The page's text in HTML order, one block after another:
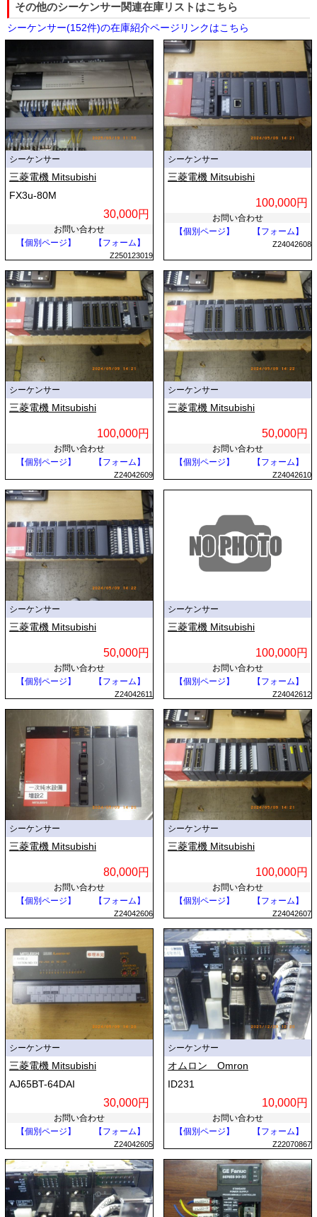
その他のシーケンサー関連在庫リストはこちら
シーケンサー(152件)の在庫紹介ページリンクはこちら
シーケンサー
三菱電機 Mitsubishi
FX3u-80M
30,000円
お問い合わせ
【個別ページ】
【フォーム】
Z250123019
シーケンサー
三菱電機 Mitsubishi
100,000円
お問い合わせ
【個別ページ】
【フォーム】
Z24042608
シーケンサー
三菱電機 Mitsubishi
100,000円
お問い合わせ
【個別ページ】
【フォーム】
Z24042609
シーケンサー
三菱電機 Mitsubishi
50,000円
お問い合わせ
【個別ページ】
【フォーム】
Z24042610
シーケンサー
三菱電機 Mitsubishi
50,000円
お問い合わせ
【個別ページ】
【フォーム】
Z24042611
シーケンサー
三菱電機 Mitsubishi
100,000円
お問い合わせ
【個別ページ】
【フォーム】
Z24042612
シーケンサー
三菱電機 Mitsubishi
80,000円
お問い合わせ
【個別ページ】
【フォーム】
Z24042606
シーケンサー
三菱電機 Mitsubishi
100,000円
お問い合わせ
【個別ページ】
【フォーム】
Z24042607
シーケンサー
三菱電機 Mitsubishi
AJ65BT-64DAI
30,000円
お問い合わせ
【個別ページ】
【フォーム】
Z24042605
シーケンサー
オムロン Omron
ID231
10,000円
お問い合わせ
【個別ページ】
【フォーム】
Z22070867